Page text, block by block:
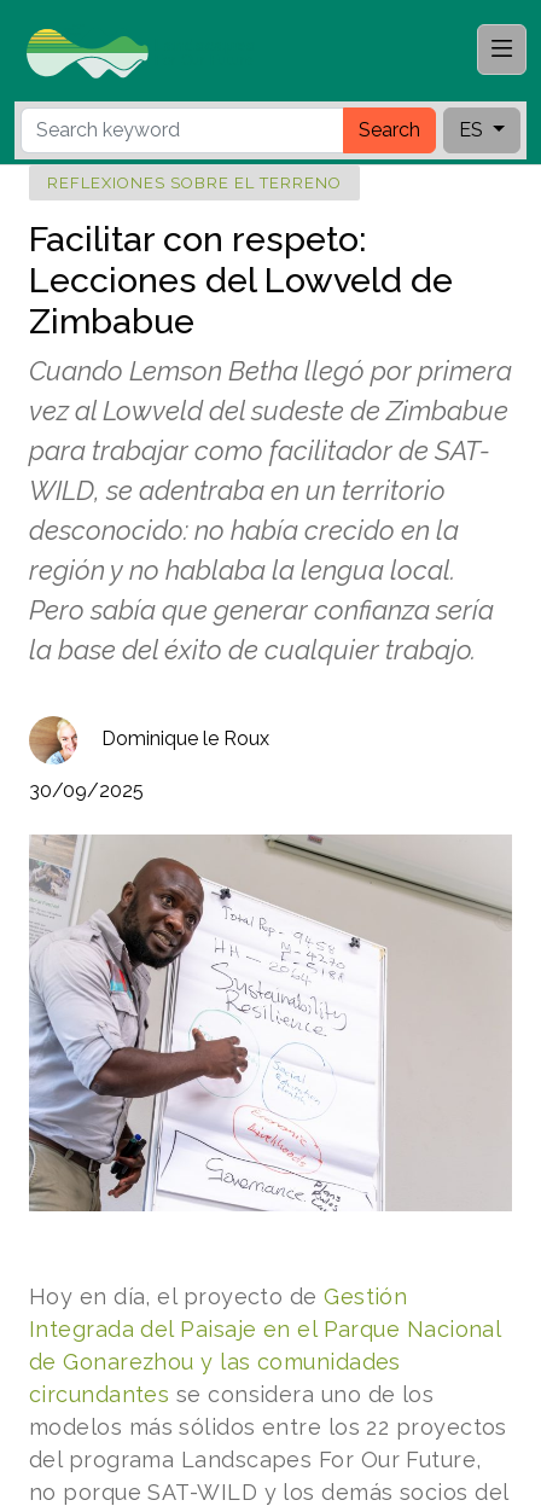
Search ES
REFLEXIONES SOBRE EL TERRENO
Facilitar con respeto:
Lecciones del Lowveld de
Zimbabue
Cuando Lemson Betha llegó por primera
vez al Lowveld del sudeste de Zimbabue
para trabajar como facilitador de SAT-
WILD, se adentraba en un territorio
desconocido: no había crecido en la
región y no hablaba la lengua local.
Pero sabía que generar confianza sería
la base del éxito de cualquier trabajo.
Dominique le Roux
30/09/2025
Hoy en día, el proyecto deGestión
Integrada del Paisaje en el Parque Nacional
de Gonarezhou y las comunidades
circundantes se considera uno de los
modelos más sólidos entre los 22 proyectos
del programa Landscapes For Our Future,
no porque SAT-WILD y los demás socios del